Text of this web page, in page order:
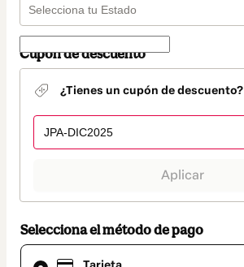
Cupón de descuento
¿Tienes un cupón de descuento?
Aplicar
Selecciona el método de pago
El